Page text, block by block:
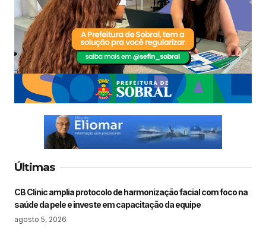
Últimas
CB Clinic amplia protocolo de harmonização facial com foco na
saúde da pele e investe em capacitação da equipe
agosto 5, 2026